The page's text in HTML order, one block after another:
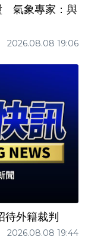
氣象專家：與
2026.08.08 19:06
待外籍裁判
2026.08.08 19:44